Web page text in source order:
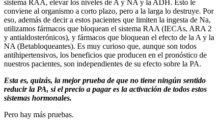
sistema RAA, elevar los niveles de A y NA y la ADH. Esto le
conviene al organismo a corto plazo, pero a la larga lo destruye. Por
eso, además de decir a estos pacientes que limiten la ingesta de Na,
utilizamos fármacos que bloquean el sistema RAA (IECAs, ARA 2
y antialdosterónicos), y fármacos que bloquean el efecto de la A y la
NA (Betabloqueantes). Es muy curioso que, aunque son todos
antihipertensivos, los beneficios que producen en el pronóstico de
nuestros pacientes, son independientes de su efecto sobre la PA.
Esta es, quizás, la mejor prueba de que no tiene ningún sentido
reducir la PA, si el precio a pagar es la activación de todos estos
sistemas hormonales.
Pero hay más pruebas.